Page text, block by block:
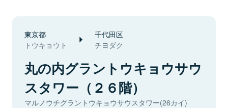
東京都
トウキョウト
千代田区
チヨダク
丸の内グラントウキョウサウ
スタワー（２６階）
マルノウチグラントウキョウサウスタワー(26カイ)